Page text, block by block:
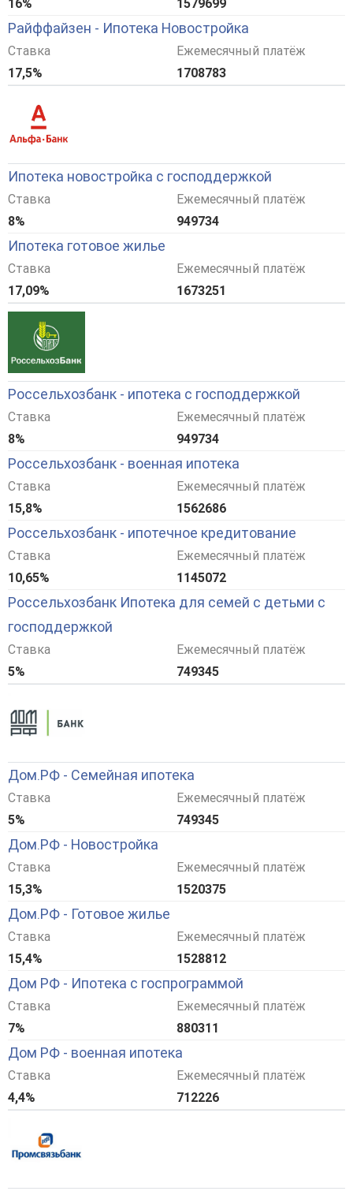
16% 1579699
Райффайзен - Ипотека Новостройка
Ставка
17,5%
Ежемесячный платёж
1708783
Ипотека новостройка с господдержкой
Ставка
8%
Ежемесячный платёж
949734
Ипотека готовое жилье
Ставка
17,09%
Ежемесячный платёж
1673251
Россельхозбанк - ипотека с господдержкой
Ставка
8%
Ежемесячный платёж
949734
Россельхозбанк - военная ипотека
Ставка
15,8%
Ежемесячный платёж
1562686
Россельхозбанк - ипотечное кредитование
Ставка
10,65%
Ежемесячный платёж
1145072
Россельхозбанк Ипотека для семей с детьми с
господдержкой
Ставка
5%
Ежемесячный платёж
749345
Дом.РФ - Семейная ипотека
Ставка
5%
Ежемесячный платёж
749345
Дом.РФ - Новостройка
Ставка
15,3%
Ежемесячный платёж
1520375
Дом.РФ - Готовое жилье
Ставка
15,4%
Ежемесячный платёж
1528812
Дом РФ - Ипотека с госпрограммой
Ставка
7%
Ежемесячный платёж
880311
Дом РФ - военная ипотека
Ставка
4,4%
Ежемесячный платёж
712226